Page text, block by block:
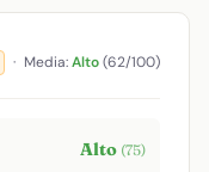
· Media:Alto(62/100)
Alto (75)